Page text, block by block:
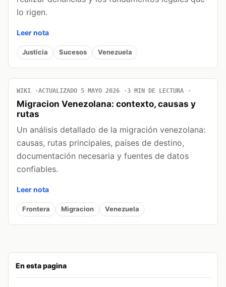
En esta pagina
lo rigen.
Leer nota
Justicia Sucesos Venezuela
WIKI ACTUALIZADO 5 MAYO 2026 3 MIN DE LECTURA
Migracion Venezolana: contexto, causas y
rutas
Un análisis detallado de la migración venezolana:
causas, rutas principales, países de destino,
documentación necesaria y fuentes de datos
confiables.
Leer nota
Frontera Migracion Venezuela